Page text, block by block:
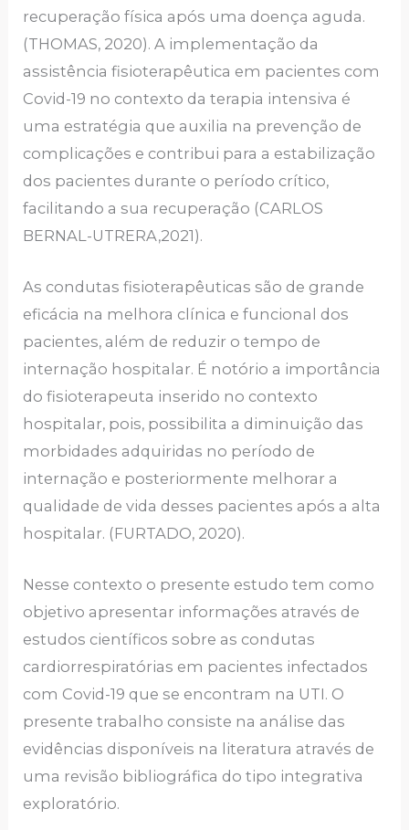
recuperação física após uma doença aguda.
(THOMAS, 2020). A implementação da
assistência fisioterapêutica em pacientes com
Covid-19 no contexto da terapia intensiva é
uma estratégia que auxilia na prevenção de
complicações e contribui para a estabilização
dos pacientes durante o período crítico,
facilitando a sua recuperação (CARLOS
BERNAL-UTRERA,2021).
As condutas fisioterapêuticas são de grande
eficácia na melhora clínica e funcional dos
pacientes, além de reduzir o tempo de
internação hospitalar. É notório a importância
do fisioterapeuta inserido no contexto
hospitalar, pois, possibilita a diminuição das
morbidades adquiridas no período de
internação e posteriormente melhorar a
qualidade de vida desses pacientes após a alta
hospitalar. (FURTADO, 2020).
Nesse contexto o presente estudo tem como
objetivo apresentar informações através de
estudos científicos sobre as condutas
cardiorrespiratórias em pacientes infectados
com Covid-19 que se encontram na UTI. O
presente trabalho consiste na análise das
evidências disponíveis na literatura através de
uma revisão bibliográfica do tipo integrativa
exploratório.